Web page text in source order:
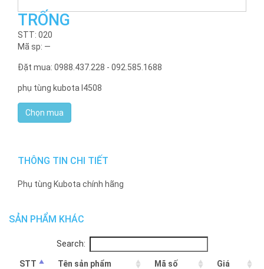
TRỐNG
STT: 020
Mã sp: —
Đặt mua: 0988.437.228 - 092.585.1688
phụ tùng kubota l4508
THÔNG TIN CHI TIẾT
Phụ tùng Kubota chính hãng
SẢN PHẨM KHÁC
Search:
STT Tên sản phẩm Mã số Giá